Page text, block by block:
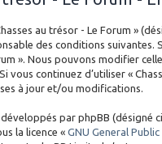
au trésor - Le Forum »
des conditions suivantes.
». Nous pouvons modifier
vous continuez d’utiliser «
à jour et/ou modifications.
par phpBB (désigné
la licence « GNU General Public